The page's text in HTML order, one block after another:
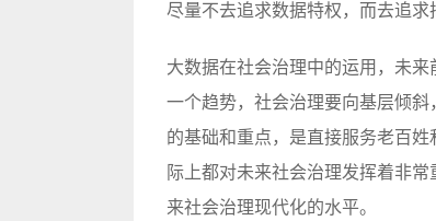
尽量不去追求数据特权，而去追求
大数据在社会治理中的运用，未
一个趋势，社会治理要向基层倾
的基础和重点，是直接服务老百
际上都对未来社会治理发挥着非
来社会治理现代化的水平。